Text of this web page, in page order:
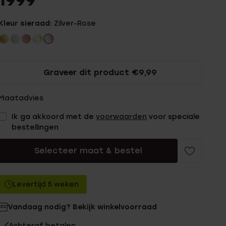
sieraad: Zilver-Rose
Graveer dit product €9,99
Ik ga akkoord met devoorwaarden voor speciale
bestellingen
Selecteer maat & bestel
Levertijd 5 weken
Vandaag nodig? Bekijk winkelvoorraad